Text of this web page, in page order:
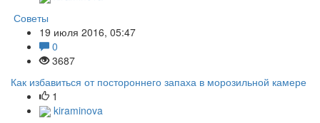
Советы
19 июля 2016, 05:47
0
3687
Как избавиться от постороннего запаха в морозильной камере
1
kiraminova